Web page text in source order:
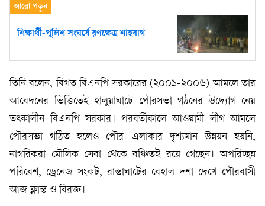
শিক্ষার্থী-পুলিশ সংঘর্ষে রণক্ষেত্র শাহবাগ
তিনি বলেন, বিগত বিএনপি সরকারের (২০০১-২০০৬) আমলে তার
আবেদনের ভিত্তিতেই হালুয়াঘাটে পৌরসভা গঠনের উদ্যোগ নেয়
তৎকালীন বিএনপি সরকার। পরবর্তীকালে আওয়ামী লীগ আমলে
পৌরসভা গঠিত হলেও পৌর এলাকার দৃশ্যমান উন্নয়ন হয়নি,
নাগরিকরা মৌলিক সেবা থেকে বঞ্চিতই রয়ে গেছেন। অপরিচ্ছন্ন
পরিবেশ, ড্রেনেজ সংকট, রাস্তাঘাটের বেহাল দশা দেখে পৌরবাসী
আজ ক্লান্ত ও বিরক্ত।